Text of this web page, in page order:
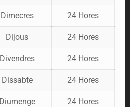
Dimecres 24 Hores
Dijous 24 Hores
Divendres 24 Hores
Dissabte 24 Hores
Diumenge 24 Hores